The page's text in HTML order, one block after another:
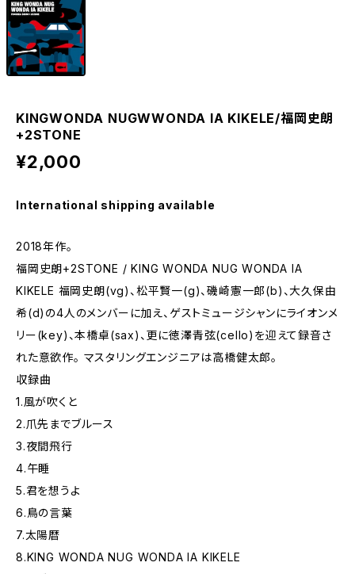
KINGWONDA NUGWWONDA IA KIKELE/福岡史朗
+2STONE
¥2,000
International shipping available
2018年作。
福岡史朗+2STONE / KING WONDA NUG WONDA IA
KIKELE 福岡史朗(vg)、松平賢一(g)、磯崎憲一郎(b)、大久保由
希(d)の4人のメンバーに加え、ゲストミュージシャンにライオンメ
リー(key)、本橋卓(sax)、更に徳澤青弦(cello)を迎えて録音さ
れた意欲作。 マスタリングエンジニアは高橋健太郎。
収録曲
1.風が吹くと
2.爪先までブルース
3.夜間飛行
4.午睡
5.君を想うよ
6.鳥の言葉
7.太陽暦
8.KING WONDA NUG WONDA IA KIKELE